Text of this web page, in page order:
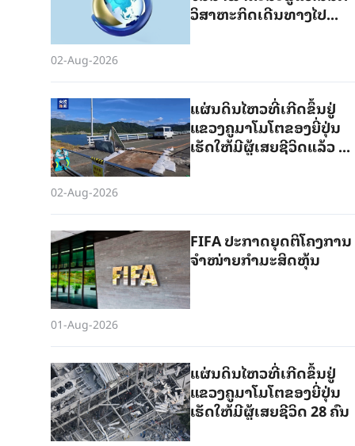
ວິ​ສາ​ຫະ​ກິດ​ເດີນ​ທາງ​ໄປ​
02-Aug-2026
ແຜ່ນດິນໄຫວທີ່ເກີດຂຶ້ນຢູ່
ແຂວງຄູມາໂມໂຕຂອງຍີ່ປຸ່ນ
ເຮັດໃຫ້ມີຜູ້ເສຍຊີວິດແລ້ວ 38
02-Aug-2026
FIFA ປະ​ກາດຍຸດ​ຕິໂຄງ​ການ​
ຈຳ​ໜ່າຍ​ກໍ​າ​ມະ​ສິດຫຸ້ນ
01-Aug-2026
ແຜ່ນ​ດິນ​ໄຫວ​ທີ່​ເກີດ​ຂຶ້ນ​ຢູ່​
ແຂວງ​ຄູ​ມາ​ໂມ​ໂຕ​ຂອງ​ຍີ່​ປຸ່ນ​
ເຮັດ​ໃຫ້​ມີ​ຜູ້​ເສຍ​ຊີ​ວິດ 28 ຄົນ